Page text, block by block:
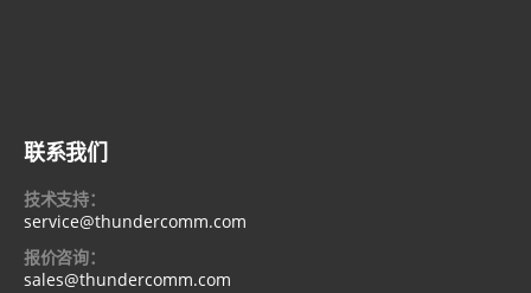
联系我们
技术支持：
service@thundercomm.com
报价咨询：
sales@thundercomm.com